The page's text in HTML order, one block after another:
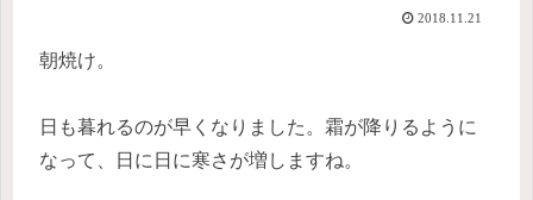
2018.11.21
朝焼け。
日も暮れるのが早くなりました。霜が降りるように
なって、日に日に寒さが増しますね。